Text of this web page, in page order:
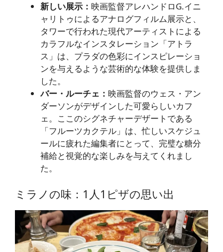
新しい展示： 映画監督アレハンドロG.イニ
ャリトゥによるアナログフィルム展示と、
タワーで行われた現代アーティストによる
カラフルなインスタレーション「アトラ
ス」は、プラダの色彩にインスピレーショ
ンを与えるような芸術的な体験を提供しま
した。
バー・ルーチェ： 映画監督のウェス・アン
ダーソンがデザインした可愛らしいカフ
ェ。ここのシグネチャーデザートである
「フルーツカクテル」は、忙しいスケジュ
ールに疲れた編集者にとって、完璧な糖分
補給と視覚的な楽しみを与えてくれまし
た。
ミラノの味：1人1ピザの思い出